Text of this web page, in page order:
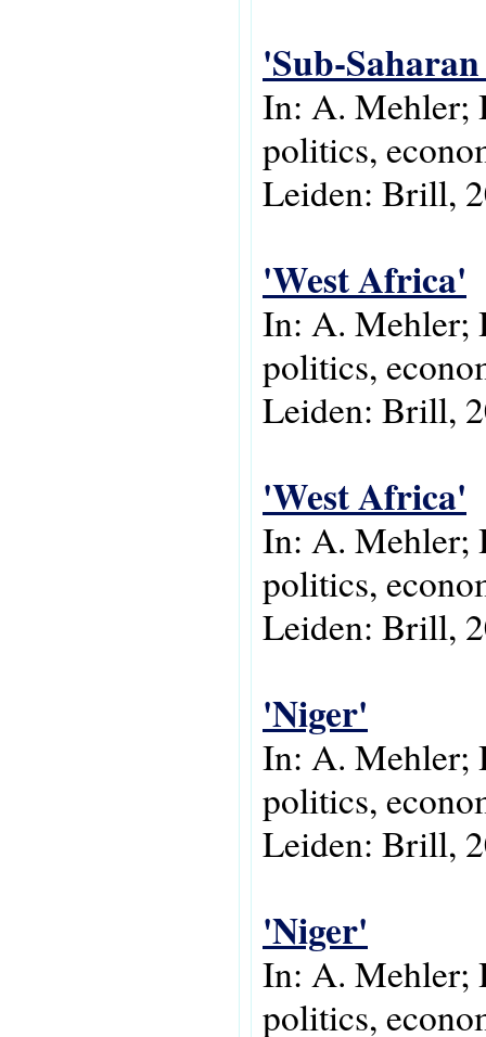
'Sub-
In: A. Mehler;
politics,
Leiden: Brill,
'West Africa'
In: A. Mehler;
politics,
Leiden: Brill,
'West Africa'
In: A. Mehler;
politics,
Leiden: Brill,
'Niger'
In: A. Mehler;
politics,
Leiden: Brill,
'Niger'
In: A. Mehler;
politics,